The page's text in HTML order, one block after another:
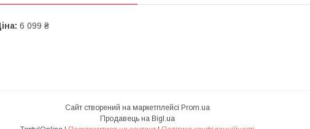
6 099 ₴
Сайт створений на маркетплейсі Prom.ua
Продавець на Bigl.ua